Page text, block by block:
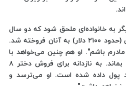
به خانواده‌ای ملحق شود که دو سال
پیش به قیمت ۱۵۰۰۰۰ افغانی (حدود ۲۱۰۰ دلار) به آنان فروخته شد.
باشم". او هم چنین می‌خواهد با
دوستان اش در مدرسه باقی بماند. به نازدانه برای فروش دختر ۸
پول داده شده است. او می‌ترسد و